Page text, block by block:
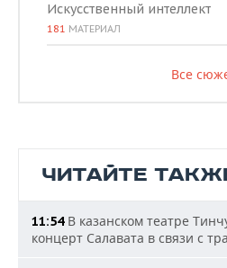
Искусственный интеллект
181 МАТЕРИАЛ
Все
ЧИТАЙТЕ
11:54В казанском театре
концерт Салавата в связи с